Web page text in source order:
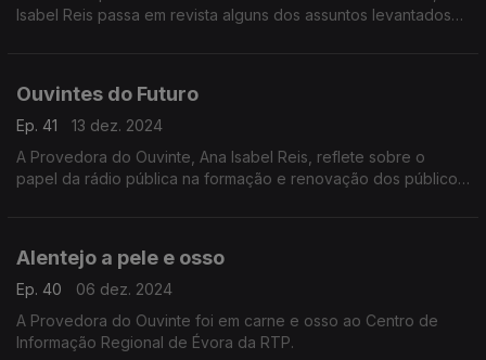
Isabel Reis passa em revista alguns dos assuntos levantados
Ouvintes do Futuro
Ep. 41
13 dez. 2024
A Provedora do Ouvinte, Ana Isabel Reis, reflete sobre o
papel da rádio pública na formação e renovação dos públicos
Alentejo a pele e osso
Ep. 40
06 dez. 2024
A Provedora do Ouvinte foi em carne e osso ao Centro de
Informação Regional de Évora da RTP.